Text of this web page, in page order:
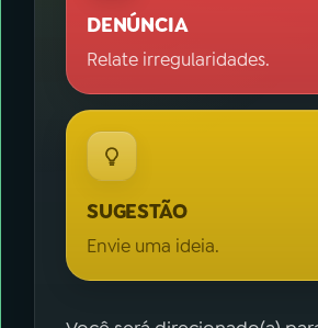
DENÚNCIA
Relate irregularidades.
SUGESTÃO
Envie uma ideia.